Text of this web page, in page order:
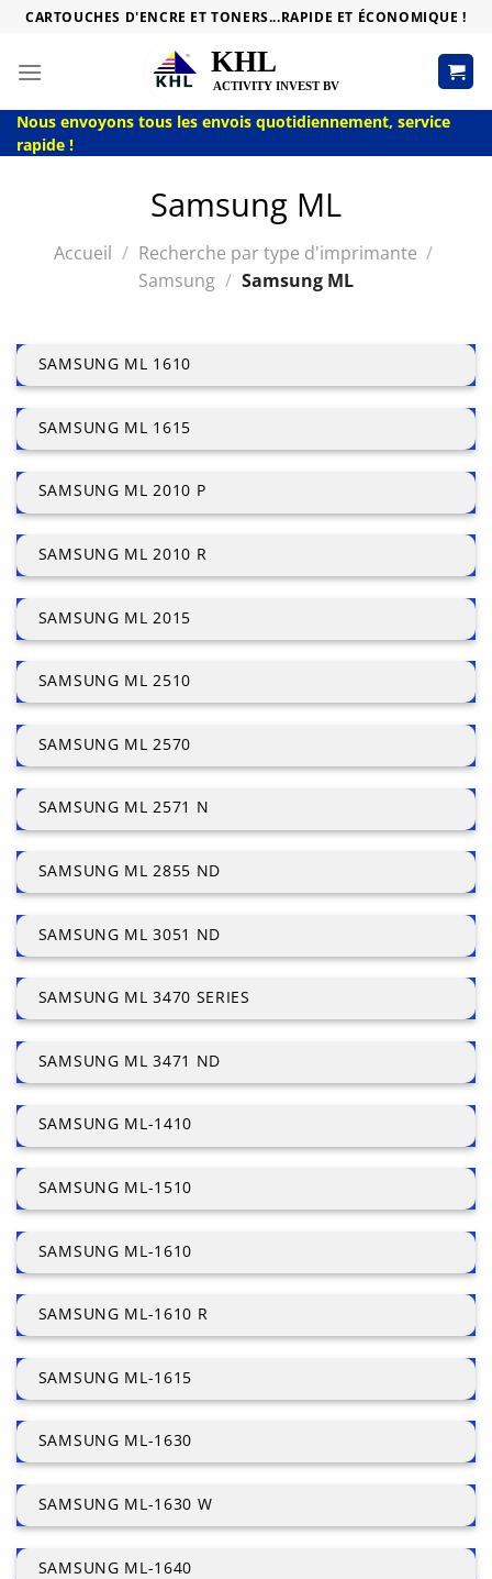
Passer
contenu
CARTOUCHES D'ENCRE ET TONERS...RAPIDE ET ÉCONOMIQUE !
Nous envoyons tous les envois quotidiennement, service
rapide !
Samsung ML
Accueil / Recherche par type d'imprimante /
Samsung / Samsung ML
SAMSUNG ML 1610
SAMSUNG ML 1615
SAMSUNG ML 2010 P
SAMSUNG ML 2010 R
SAMSUNG ML 2015
SAMSUNG ML 2510
SAMSUNG ML 2570
SAMSUNG ML 2571 N
SAMSUNG ML 2855 ND
SAMSUNG ML 3051 ND
SAMSUNG ML 3470 SERIES
SAMSUNG ML 3471 ND
SAMSUNG ML-1410
SAMSUNG ML-1510
SAMSUNG ML-1610
SAMSUNG ML-1610 R
SAMSUNG ML-1615
SAMSUNG ML-1630
SAMSUNG ML-1630 W
SAMSUNG ML-1640